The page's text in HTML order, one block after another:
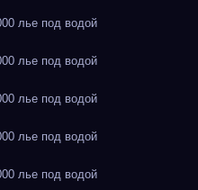
лье под водой
лье под водой
лье под водой
лье под водой
лье под водой